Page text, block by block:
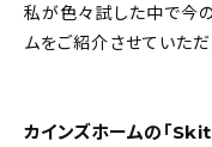
私が色々試した中で今
ムをご紹介させていただ
カインズホームの「